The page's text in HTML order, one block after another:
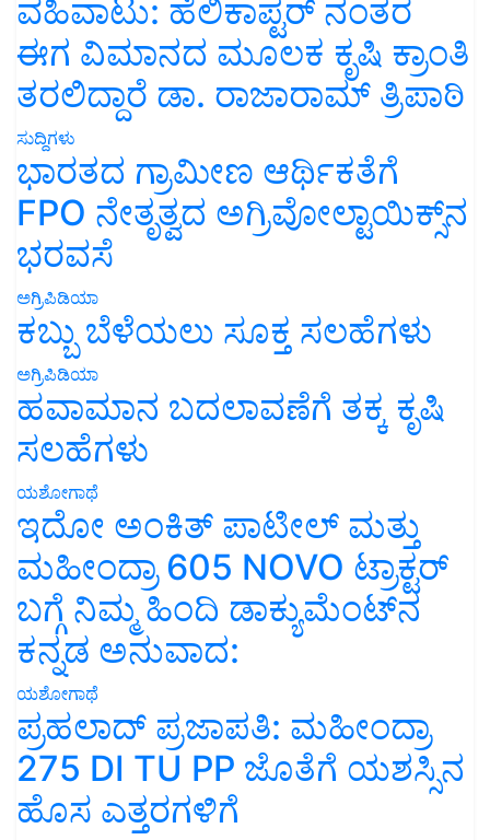
ವಹಿವಾಟು: ಹೆಲಿಕಾಪ್ಟರ್ ನಂತರ
ಈಗ ವಿಮಾನದ ಮೂಲಕ ಕೃಷಿ ಕ್ರಾಂತಿ
ತರಲಿದ್ದಾರೆ ಡಾ. ರಾಜಾರಾಮ್ ತ್ರಿಪಾಠಿ
ಸುದ್ದಿಗಳು
ಭಾರತದ ಗ್ರಾಮೀಣ ಆರ್ಥಿಕತೆಗೆ
FPO ನೇತೃತ್ವದ ಅಗ್ರಿವೋಲ್ಟಾಯಿಕ್ಸ್‌ನ
ಭರವಸೆ
ಅಗ್ರಿಪಿಡಿಯಾ
ಕಬ್ಬು ಬೆಳೆಯಲು ಸೂಕ್ತ ಸಲಹೆಗಳು
ಅಗ್ರಿಪಿಡಿಯಾ
ಹವಾಮಾನ ಬದಲಾವಣೆಗೆ ತಕ್ಕ ಕೃಷಿ
ಸಲಹೆಗಳು
ಯಶೋಗಾಥೆ
ಇದೋ ಅಂಕಿತ್ ಪಾಟೀಲ್ ಮತ್ತು
ಮಹೀಂದ್ರಾ 605 NOVO ಟ್ರಾಕ್ಟರ್
ಬಗ್ಗೆ ನಿಮ್ಮ ಹಿಂದಿ ಡಾಕ್ಯುಮೆಂಟ್‌ನ
ಕನ್ನಡ ಅನುವಾದ:
ಯಶೋಗಾಥೆ
ಪ್ರಹಲಾದ್ ಪ್ರಜಾಪತಿ: ಮಹೀಂದ್ರಾ
275 DI TU PP ಜೊತೆಗೆ ಯಶಸ್ಸಿನ
ಹೊಸ ಎತ್ತರಗಳಿಗೆ